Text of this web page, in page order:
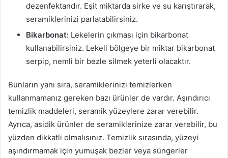
dezenfektandır. Eşit miktarda sirke ve su karıştırarak,
seramiklerinizi parlatabilirsiniz.
Bikarbonat: Lekelerin çıkması için bikarbonat
kullanabilirsiniz. Lekeli bölgeye bir miktar bikarbonat
serpip, nemli bir bezle silmek yeterli olacaktır.
Bunların yanı sıra, seramiklerinizi temizlerken
kullanmamanız gereken bazı ürünler de vardır. Aşındırıcı
temizlik maddeleri, seramik yüzeylere zarar verebilir.
Ayrıca, asidik ürünler de seramiklerinize zarar verebilir, bu
yüzden dikkatli olmalısınız. Temizlik sırasında, yüzeyi
aşındırmamak için yumuşak bezler veya süngerler